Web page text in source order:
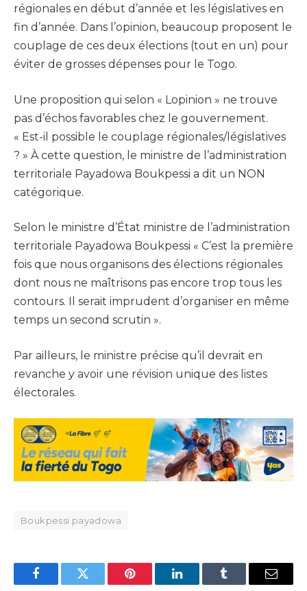
régionales en début d’année et les législatives en
fin d’année. Dans l’opinion, beaucoup proposent le
couplage de ces deux élections (tout en un) pour
éviter de grosses dépenses pour le Togo.
Une proposition qui selon « Lopinion » ne trouve
pas d’échos favorables chez le gouvernement.
« Est-il possible le couplage régionales/législatives
? » À cette question, le ministre de l’administration
territoriale Payadowa Boukpessi a dit un NON
catégorique.
Selon le ministre d’État ministre de l’administration
territoriale Payadowa Boukpessi « C’est la première
fois que nous organisons des élections régionales
dont nous ne maîtrisons pas encore trop tous les
contours. Il serait imprudent d’organiser en même
temps un second scrutin ».
Par ailleurs, le ministre précise qu’il devrait en
revanche y avoir une révision unique des listes
électorales.
Boukpessi payadowa
FacebookTwitter Pinterest LinkedInTumblr Email